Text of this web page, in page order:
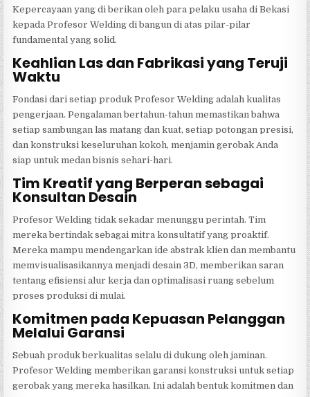
Kepercayaan yang di berikan oleh para pelaku usaha di Bekasi
kepada Profesor Welding di bangun di atas pilar-pilar
fundamental yang solid.
Keahlian Las dan Fabrikasi yang Teruji
Waktu
Fondasi dari setiap produk Profesor Welding adalah kualitas
pengerjaan. Pengalaman bertahun-tahun memastikan bahwa
setiap sambungan las matang dan kuat, setiap potongan presisi,
dan konstruksi keseluruhan kokoh, menjamin gerobak Anda
siap untuk medan bisnis sehari-hari.
Tim Kreatif yang Berperan sebagai
Konsultan Desain
Profesor Welding tidak sekadar menunggu perintah. Tim
mereka bertindak sebagai mitra konsultatif yang proaktif.
Mereka mampu mendengarkan ide abstrak klien dan membantu
memvisualisasikannya menjadi desain 3D, memberikan saran
tentang efisiensi alur kerja dan optimalisasi ruang sebelum
proses produksi di mulai.
Komitmen pada Kepuasan Pelanggan
Melalui Garansi
Sebuah produk berkualitas selalu di dukung oleh jaminan.
Profesor Welding memberikan garansi konstruksi untuk setiap
gerobak yang mereka hasilkan. Ini adalah bentuk komitmen dan